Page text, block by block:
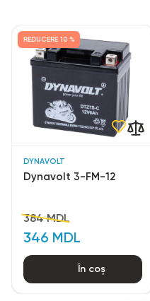
DYNAVOLT
Dynavolt 3-FM-12
384 MDL
346 MDL
REDUCERE 10 %
În coș